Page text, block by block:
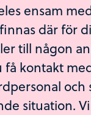
ensam
där för
till någon
kontakt
situation.